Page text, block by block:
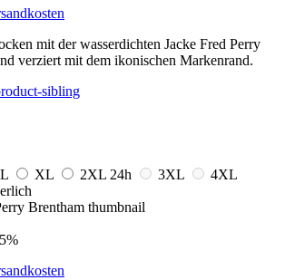
mit der wasserdichten Jacke Fred Perry
verziert mit dem ikonischen Markenrand.
L XL 2XL 24h 3XL
4XL